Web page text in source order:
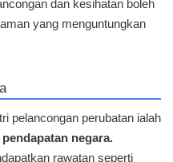
dan kesihatan boleh
yang menguntungkan
pelancongan perubatan ialah
negara.
rawatan seperti